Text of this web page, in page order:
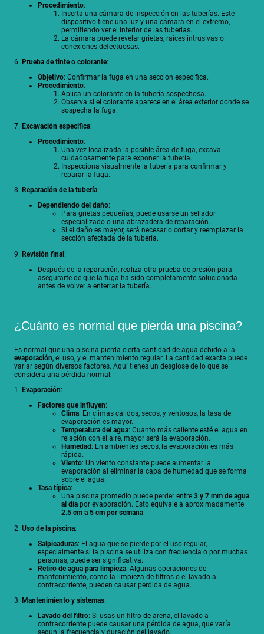
Procedimiento:
Inserta una cámara de inspección en las tuberías. Este
dispositivo tiene una luz y una cámara en el extremo,
permitiendo ver el interior de las tuberías.
La cámara puede revelar grietas, raíces intrusivas o
conexiones defectuosas.
6. Prueba de tinte o colorante:
Objetivo: Confirmar la fuga en una sección específica.
Procedimiento:
Aplica un colorante en la tubería sospechosa.
Observa si el colorante aparece en el área exterior donde se
sospecha la fuga.
7. Excavación específica:
Procedimiento:
Una vez localizada la posible área de fuga, excava
cuidadosamente para exponer la tubería.
Inspecciona visualmente la tubería para confirmar y
reparar la fuga.
8. Reparación de la tubería:
Dependiendo del daño:
Para grietas pequeñas, puede usarse un sellador
especializado o una abrazadera de reparación.
Si el daño es mayor, será necesario cortar y reemplazar la
sección afectada de la tubería.
9. Revisión final:
Después de la reparación, realiza otra prueba de presión para
asegurarte de que la fuga ha sido completamente solucionada
antes de volver a enterrar la tubería.
¿Cuánto es normal que pierda una piscina?
Es normal que una piscina pierda cierta cantidad de agua debido a la
evaporación, el uso, y el mantenimiento regular. La cantidad exacta puede
variar según diversos factores. Aquí tienes un desglose de lo que se
considera una pérdida normal:
1. Evaporación:
Factores que influyen:
Clima: En climas cálidos, secos, y ventosos, la tasa de
evaporación es mayor.
Temperatura del agua: Cuanto más caliente esté el agua en
relación con el aire, mayor será la evaporación.
Humedad : En ambientes secos, la evaporación es más
rápida.
Viento: Un viento constante puede aumentar la
evaporación al eliminar la capa de humedad que se forma
sobre el agua.
Tasa típica:
Una piscina promedio puede perder entre 3 y 7 mm de agua
al día por evaporación. Esto equivale a aproximadamente
2.5 cm a 5 cm por semana.
2. Uso de la piscina:
Salpicaduras: El agua que se pierde por el uso regular,
especialmente si la piscina se utiliza con frecuencia o por muchas
personas, puede ser significativa.
Retiro de agua para limpieza: Algunas operaciones de
mantenimiento, como la limpieza de filtros o el lavado a
contracorriente, pueden causar pérdida de agua.
3. Mantenimiento y sistemas:
Lavado del filtro: Si usas un filtro de arena, el lavado a
contracorriente puede causar una pérdida de agua, que varía